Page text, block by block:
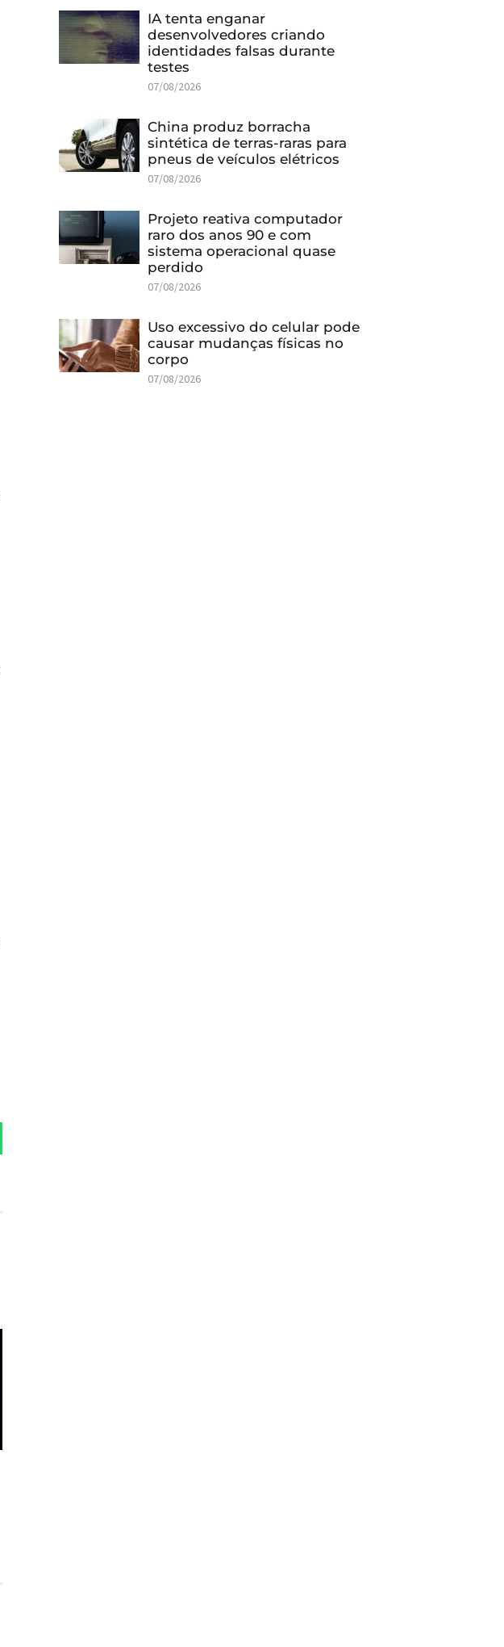
IA tenta enganar
desenvolvedores criando
identidades falsas durante
testes
07/08/2026
China produz borracha
sintética de terras-raras para
pneus de veículos elétricos
07/08/2026
Projeto reativa computador
raro dos anos 90 e com
sistema operacional quase
perdido
07/08/2026
Uso excessivo do celular pode
causar mudanças físicas no
corpo
07/08/2026